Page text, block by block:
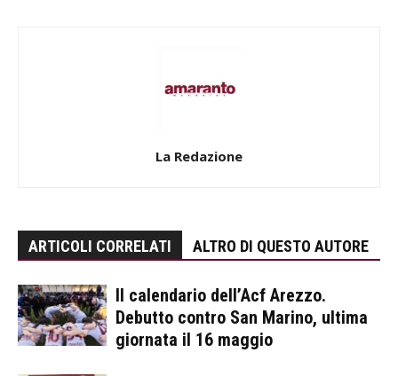
La Redazione
ARTICOLI CORRELATI ALTRO DI QUESTO AUTORE
Il calendario dell’Acf Arezzo.
Debutto contro San Marino, ultima
giornata il 16 maggio